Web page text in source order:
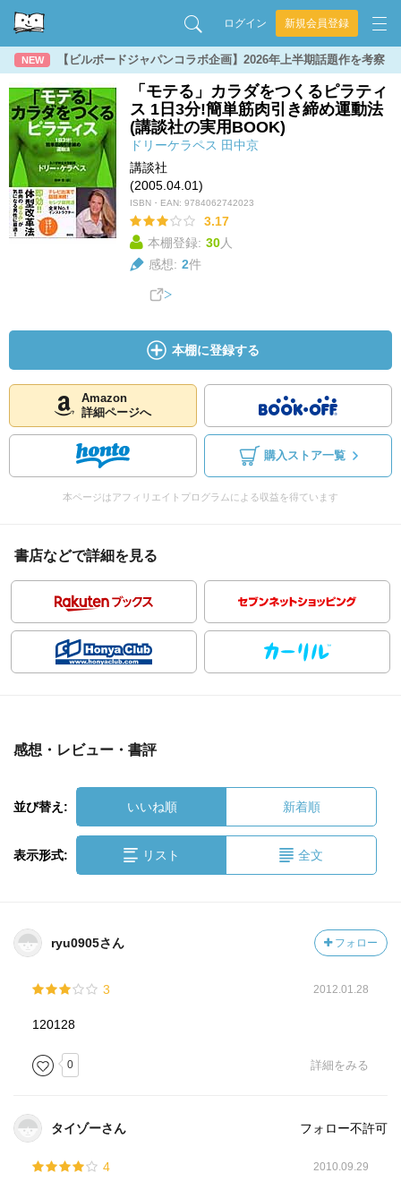
ログイン 新規会員登録
NEW 【ビルボードジャパンコラボ企画】2026年上半期話題作を考察
「モテる」カラダをつくるピラティ
ス 1日3分!簡単筋肉引き締め運動法
(講談社の実用BOOK)
ドリーケラペス 田中京
講談社
(2005.04.01)
ISBN・EAN: 9784062742023
3.17
本棚登録: 30人
感想: 2件
本棚に登録する
Amazon
詳細ページへ
購入ストア一覧
本ページはアフィリエイトプログラムによる収益を得ています
書店などで詳細を見る
感想・レビュー・書評
並び替え: いいね順 新着順
表示形式: リスト 全文
ryu0905さん フォロー
3 2012.01.28
120128
0 詳細をみる
タイゾーさん フォロー不許可
4 2010.09.29